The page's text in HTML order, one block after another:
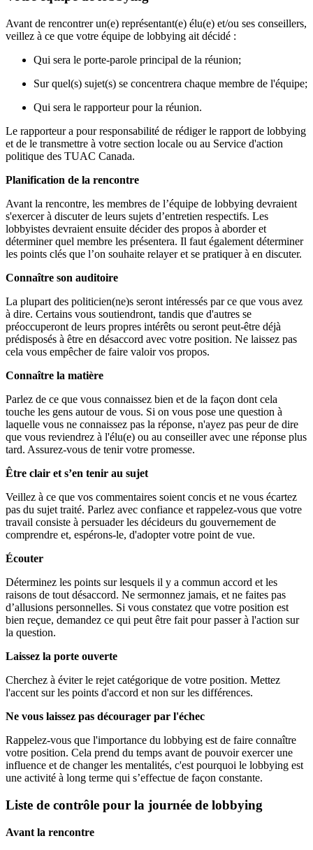
Avant de rencontrer un(e) représentant(e) élu(e) et/ou ses conseillers,
veillez à ce que votre équipe de lobbying ait décidé :
Qui sera le porte-parole principal de la réunion;
Sur quel(s) sujet(s) se concentrera chaque membre de l'équipe;
Qui sera le rapporteur pour la réunion.
Le rapporteur a pour responsabilité de rédiger le rapport de lobbying
et de le transmettre à votre section locale ou au Service d'action
politique des TUAC Canada.
Planification de la rencontre
Avant la rencontre, les membres de l’équipe de lobbying devraient
s'exercer à discuter de leurs sujets d’entretien respectifs. Les
lobbyistes devraient ensuite décider des propos à aborder et
déterminer quel membre les présentera. Il faut également déterminer
les points clés que l’on souhaite relayer et se pratiquer à en discuter.
Connaître son auditoire
La plupart des politicien(ne)s seront intéressés par ce que vous avez
à dire. Certains vous soutiendront, tandis que d'autres se
préoccuperont de leurs propres intérêts ou seront peut-être déjà
prédisposés à être en désaccord avec votre position. Ne laissez pas
cela vous empêcher de faire valoir vos propos.
Connaître la matière
Parlez de ce que vous connaissez bien et de la façon dont cela
touche les gens autour de vous. Si on vous pose une question à
laquelle vous ne connaissez pas la réponse, n'ayez pas peur de dire
que vous reviendrez à l'élu(e) ou au conseiller avec une réponse plus
tard. Assurez-vous de tenir votre promesse.
Être clair et s’en tenir au sujet
Veillez à ce que vos commentaires soient concis et ne vous écartez
pas du sujet traité. Parlez avec confiance et rappelez-vous que votre
travail consiste à persuader les décideurs du gouvernement de
comprendre et, espérons-le, d'adopter votre point de vue.
Écouter
Déterminez les points sur lesquels il y a commun accord et les
raisons de tout désaccord. Ne sermonnez jamais, et ne faites pas
d’allusions personnelles. Si vous constatez que votre position est
bien reçue, demandez ce qui peut être fait pour passer à l'action sur
la question.
Laissez la porte ouverte
Cherchez à éviter le rejet catégorique de votre position. Mettez
l'accent sur les points d'accord et non sur les différences.
Ne vous laissez pas décourager par l'échec
Rappelez-vous que l'importance du lobbying est de faire connaître
votre position. Cela prend du temps avant de pouvoir exercer une
influence et de changer les mentalités, c'est pourquoi le lobbying est
une activité à long terme qui s’effectue de façon constante.
Liste de contrôle pour la journée de lobbying
Avant la rencontre